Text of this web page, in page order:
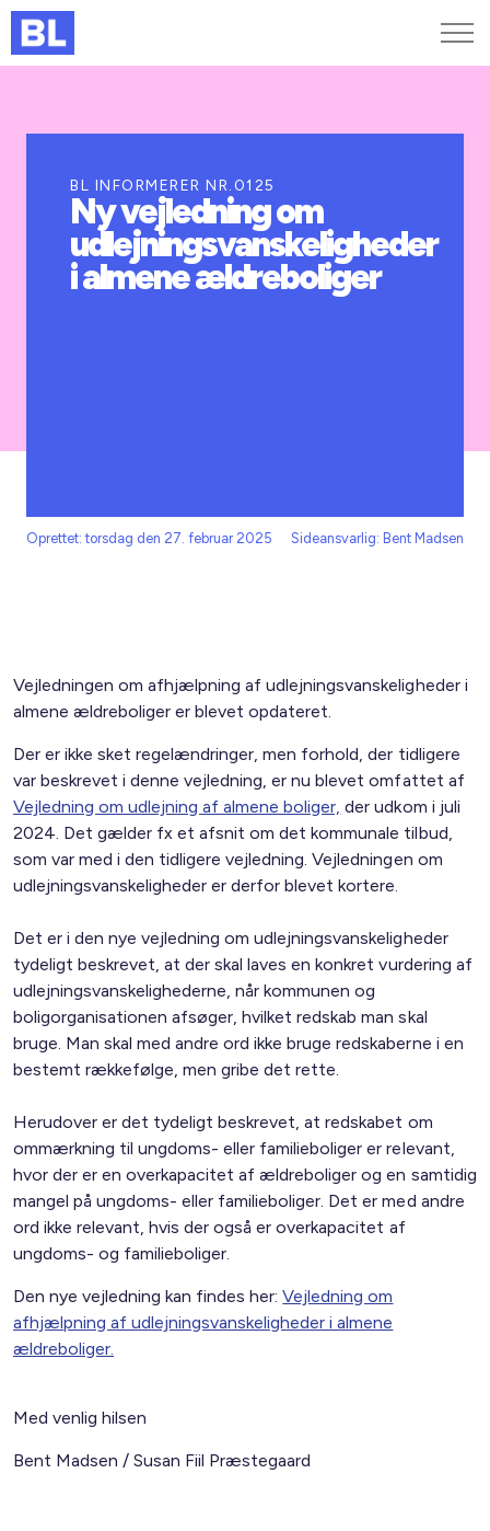
Kurser og arrangementer
Jobportalen
BL INFORMERER NR.0125
Ny vejledning om
udlejningsvanskeligheder
i almene ældreboliger
Oprettet: torsdag den 27. februar 2025 Sideansvarlig: Bent Madsen
Vejledningen om afhjælpning af udlejningsvanskeligheder i
almene ældreboliger er blevet opdateret.
Der er ikke sket regelændringer, men forhold, der tidligere
var beskrevet i denne vejledning, er nu blevet omfattet af
Vejledning om udlejning af almene boliger, der udkom i juli
2024. Det gælder fx et afsnit om det kommunale tilbud,
som var med i den tidligere vejledning. Vejledningen om
udlejningsvanskeligheder er derfor blevet kortere.
Det er i den nye vejledning om udlejningsvanskeligheder
tydeligt beskrevet, at der skal laves en konkret vurdering af
udlejningsvanskelighederne, når kommunen og
boligorganisationen afsøger, hvilket redskab man skal
bruge. Man skal med andre ord ikke bruge redskaberne i en
bestemt rækkefølge, men gribe det rette.
Herudover er det tydeligt beskrevet, at redskabet om
ommærkning til ungdoms- eller familieboliger er relevant,
hvor der er en overkapacitet af ældreboliger og en samtidig
mangel på ungdoms- eller familieboliger. Det er med andre
ord ikke relevant, hvis der også er overkapacitet af
ungdoms- og familieboliger.
Den nye vejledning kan findes her:Vejledning om
afhjælpning af udlejningsvanskeligheder i almene
ældreboliger.
Med venlig hilsen
Bent Madsen / Susan Fiil Præstegaard